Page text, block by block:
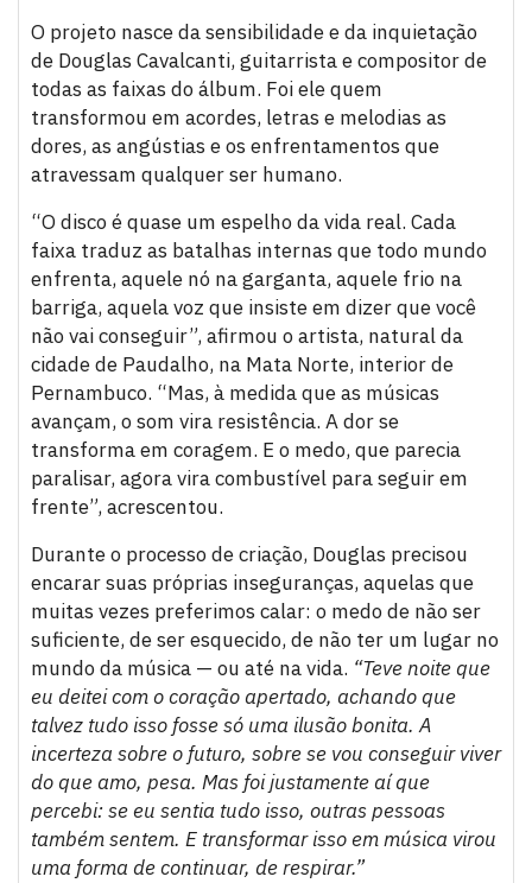
O projeto nasce da sensibilidade e da inquietação
de Douglas Cavalcanti, guitarrista e compositor de
todas as faixas do álbum. Foi ele quem
transformou em acordes, letras e melodias as
dores, as angústias e os enfrentamentos que
atravessam qualquer ser humano.
“O disco é quase um espelho da vida real. Cada
faixa traduz as batalhas internas que todo mundo
enfrenta, aquele nó na garganta, aquele frio na
barriga, aquela voz que insiste em dizer que você
não vai conseguir”, afirmou o artista, natural da
cidade de Paudalho, na Mata Norte, interior de
Pernambuco. “Mas, à medida que as músicas
avançam, o som vira resistência. A dor se
transforma em coragem. E o medo, que parecia
paralisar, agora vira combustível para seguir em
frente”, acrescentou.
Durante o processo de criação, Douglas precisou
encarar suas próprias inseguranças, aquelas que
muitas vezes preferimos calar: o medo de não ser
suficiente, de ser esquecido, de não ter um lugar no
mundo da música — ou até na vida. “Teve noite que
eu deitei com o coração apertado, achando que
talvez tudo isso fosse só uma ilusão bonita. A
incerteza sobre o futuro, sobre se vou conseguir viver
do que amo, pesa. Mas foi justamente aí que
percebi: se eu sentia tudo isso, outras pessoas
também sentem. E transformar isso em música virou
uma forma de continuar, de respirar.”